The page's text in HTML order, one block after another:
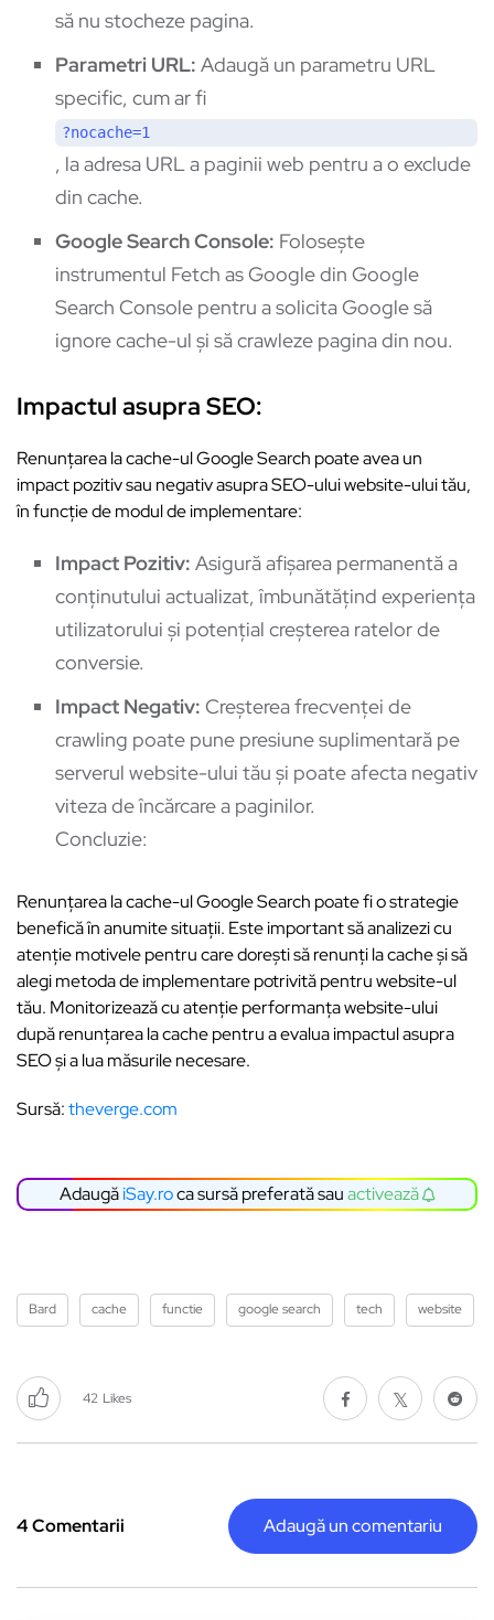
să nu stocheze pagina.
Parametri URL: Adaugă un parametru URL
specific, cum ar fi
?nocache=1
, la adresa URL a paginii web pentru a o exclude
din cache.
Google Search Console: Folosește
instrumentul Fetch as Google din Google
Search Console pentru a solicita Google să
ignore cache-ul și să crawleze pagina din nou.
Impactul asupra SEO:
Renunțarea la cache-ul Google Search poate avea un
impact pozitiv sau negativ asupra SEO-ului website-ului tău,
în funcție de modul de implementare:
Impact Pozitiv: Asigură afișarea permanentă a
conținutului actualizat, îmbunătățind experiența
utilizatorului și potențial creșterea ratelor de
conversie.
Impact Negativ: Creșterea frecvenței de
crawling poate pune presiune suplimentară pe
serverul website-ului tău și poate afecta negativ
viteza de încărcare a paginilor.
Concluzie:
Renunțarea la cache-ul Google Search poate fi o strategie
benefică în anumite situații. Este important să analizezi cu
atenție motivele pentru care dorești să renunți la cache și să
alegi metoda de implementare potrivită pentru website-ul
tău. Monitorizează cu atenție performanța website-ului
după renunțarea la cache pentru a evalua impactul asupra
SEO și a lua măsurile necesare.
Sursă:theverge.com
AdaugăiSay.roca sursă preferată sauactivează
Bard cache functie google search tech website
42 Likes
4 Comentarii Adaugă un comentariu